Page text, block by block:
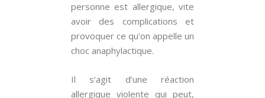
personne est allergique, vite
avoir des complications et
provoquer ce qu’on appelle un
choc anaphylactique.
Il s’agit d’une réaction
allergique violente qui peut,